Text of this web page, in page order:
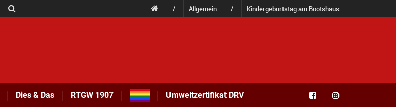
/ Allgemein / Kindergeburtstag am Bootshaus
Dies & Das RTGW 1907 Umweltzertifikat DRV